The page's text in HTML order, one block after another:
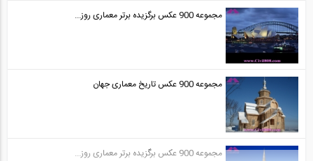
مجموعه 900 عکس برگزیده برتر معماری روز...
مجموعه 900 عکس تاریخ معماری جهان
مجموعه 900 عکس برگزیده برتر معماری روز...